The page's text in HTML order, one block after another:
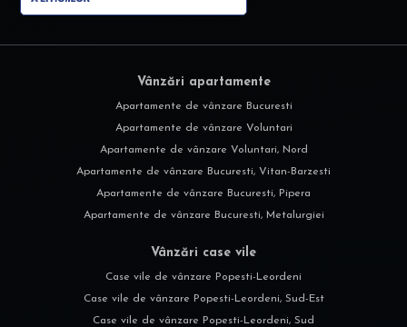
Vânzări apartamente
Apartamente de vânzare Bucuresti
Apartamente de vânzare Voluntari
Apartamente de vânzare Voluntari, Nord
Apartamente de vânzare Bucuresti, Vitan-Barzesti
Apartamente de vânzare Bucuresti, Pipera
Apartamente de vânzare Bucuresti, Metalurgiei
Vânzări case vile
Case vile de vânzare Popesti-Leordeni
Case vile de vânzare Popesti-Leordeni, Sud-Est
Case vile de vânzare Popesti-Leordeni, Sud